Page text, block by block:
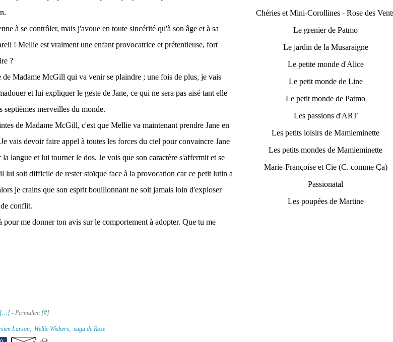
à se contrôler, mais j'avoue en toute sincérité qu'à son âge et à sa
! Mellie est vraiment une enfant provocatrice et prétentieuse, fort
?
de Madame McGill qui va venir se plaindre ; une fois de plus, je vais
et lui expliquer le geste de Jane, ce qui ne sera pas aisé tant elle
septièmes merveilles du monde.
de Madame McGill, c'est que Mellie va maintenant prendre Jane en
vais devoir faire appel à toutes les forces du ciel pour convaincre Jane
langue et lui tourner le dos. Je vois que son caractère s'affermit et se
lui soit difficile de rester stoïque face à la provocation car ce petit lutin a
je crains que son esprit bouillonnant ne soit jamais loin d'exploser
conflit.
pour me donner ton avis sur le comportement à adopter. Que tu me
…] - Permalien [#]
Larson, Wellie Wishers, saga de Rose
Chéries et Mini-Corollines - Rose des
Le grenier de Patmo
Le jardin de la Musaraigne
Le petite monde d'Alice
Le petit monde de Line
Le petit monde de Patmo
Les passions d'ART
Les petits loisirs de Mamieminette
Les petits mondes de Mamieminette
Marie-Françoise et Cie (C. comme Ça)
Passionatal
Les poupées de Martine